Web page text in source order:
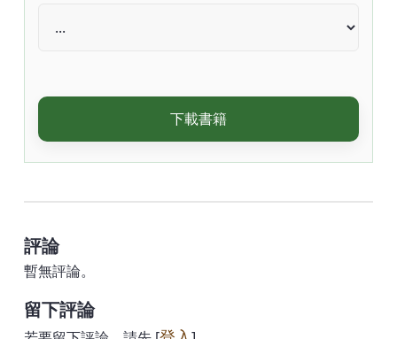
下載書籍
評論
暫無評論。
留下評論